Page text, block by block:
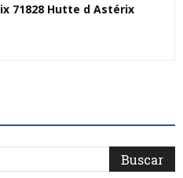
71828 Hutte d Astérix